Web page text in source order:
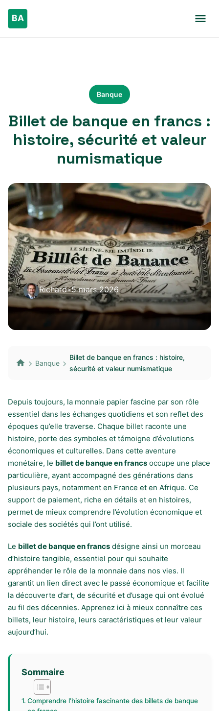
Banque
Billet de banque en francs :
histoire, sécurité et valeur
numismatique
Richard•5 mars 2026
Banque
Billet de banque en francs : histoire,
sécurité et valeur numismatique
Depuis toujours, la monnaie papier fascine par son rôle
essentiel dans les échanges quotidiens et son reflet des
époques qu’elle traverse. Chaque billet raconte une
histoire, porte des symboles et témoigne d’évolutions
économiques et culturelles. Dans cette aventure
monétaire, le billet de banque en francs occupe une place
particulière, ayant accompagné des générations dans
plusieurs pays, notamment en France et en Afrique. Ce
support de paiement, riche en détails et en histoires,
permet de mieux comprendre l’évolution économique et
sociale des sociétés qui l’ont utilisé.
Le billet de banque en francs désigne ainsi un morceau
d’histoire tangible, essentiel pour qui souhaite
appréhender le rôle de la monnaie dans nos vies. Il
garantit un lien direct avec le passé économique et facilite
la découverte d’art, de sécurité et d’usage qui ont évolué
au fil des décennies. Apprenez ici à mieux connaître ces
billets, leur histoire, leurs caractéristiques et leur valeur
aujourd’hui.
Sommaire
Comprendre l’histoire fascinante des billets de banque